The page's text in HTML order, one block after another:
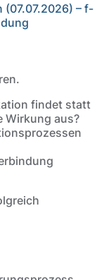
(07.07.2026) – f-
findet statt
Wirkung aus?